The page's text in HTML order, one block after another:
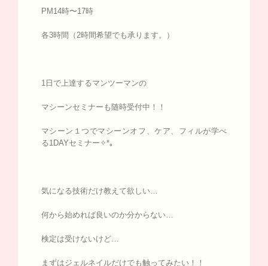
PM14時〜17時
各3時間（2時間希望でも承ります。）
1日で上達するマンツーマンの
マシーンセミナーも随時受付中！！
マシーン１つでマシーンオフ、ケア、フィルが学べ
る1DAYセミナー✧*｡
気になる技術だけ教えて欲しい…
何から始めれば良いのか分からない…
検定は受けないけど…
まずはジェルネイルだけでも触ってみたい！！